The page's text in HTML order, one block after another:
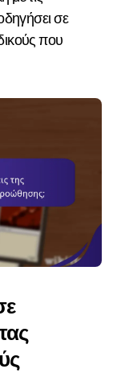
σε
που